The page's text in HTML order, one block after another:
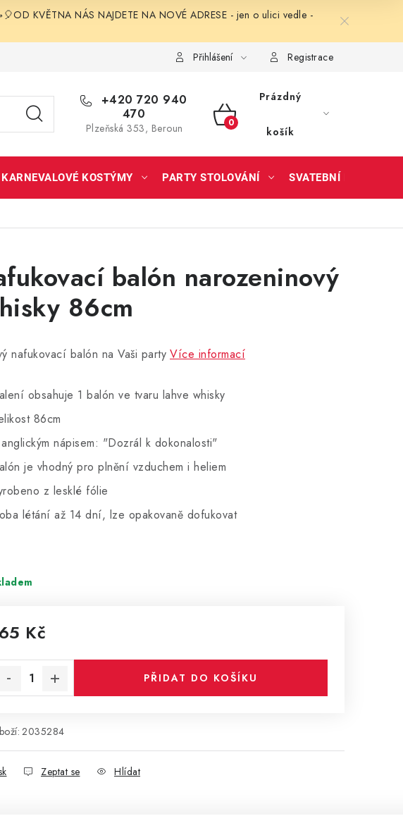
KVĚTNA NÁS NAJDETE NA NOVÉ ADRESE - jen o ulici vedle -
Přihlášení Registrace
+420 720 940
470
Plzeňská 353, Beroun
NÁKUPNÍ
Prázdný
košík
KARNEVALOVÉ KOSTÝMY PARTY STOLOVÁNÍ SVATEBNÍ DOPLŇKY
balón narozeninový
86cm
nafukovací balón na Vaši party Více informací
obsahuje 1 balón ve tvaru lahve whisky
86cm
nápisem: "Dozrál k dokonalosti"
je vhodný pro plnění vzduchem i heliem
z lesklé fólie
létání až 14 dní, lze opakovaně dofukovat
Kč
PŘIDAT DO KOŠÍKU
2035284
Zeptat se Hlídat